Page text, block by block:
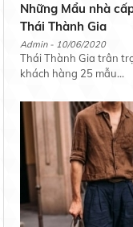
Những Mẩu nhà
Thái Thành Gia
Admin - 10/06/2020
Thái Thành Gia trân
khách hàng 25 mẫu...